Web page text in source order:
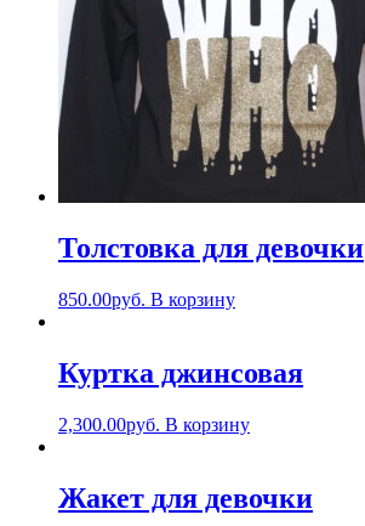
Толстовка для девочки
850.00руб. В корзину
Куртка джинсовая
2,300.00руб. В корзину
Жакет для девочки